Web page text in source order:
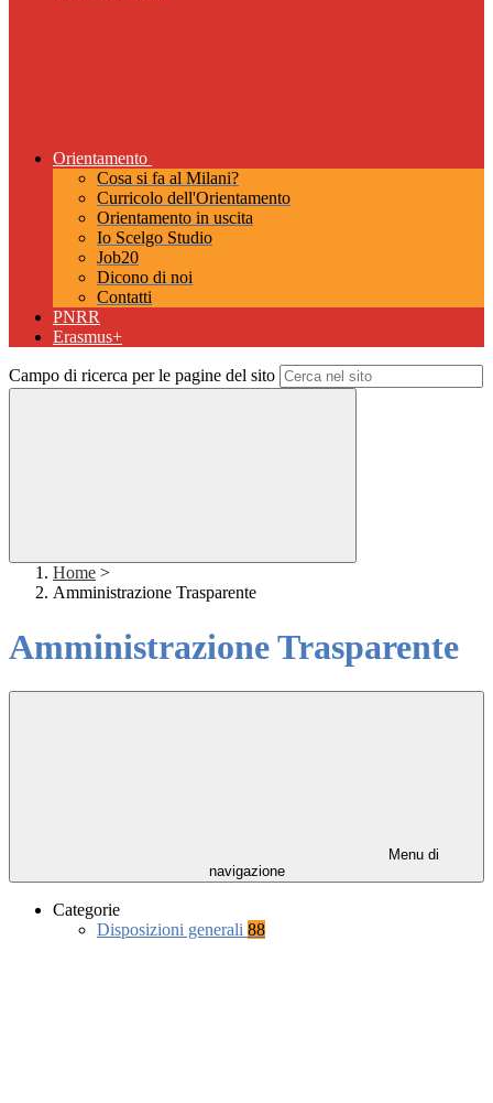
Orientamento
Cosa si fa al Milani?
Curricolo dell'Orientamento
Orientamento in uscita
Io Scelgo Studio
Job20
Dicono di noi
Contatti
PNRR
Erasmus+
Campo di ricerca per le pagine del sito
Home >
Amministrazione Trasparente
Amministrazione Trasparente
Menu di
navigazione
Categorie
Disposizioni generali 88